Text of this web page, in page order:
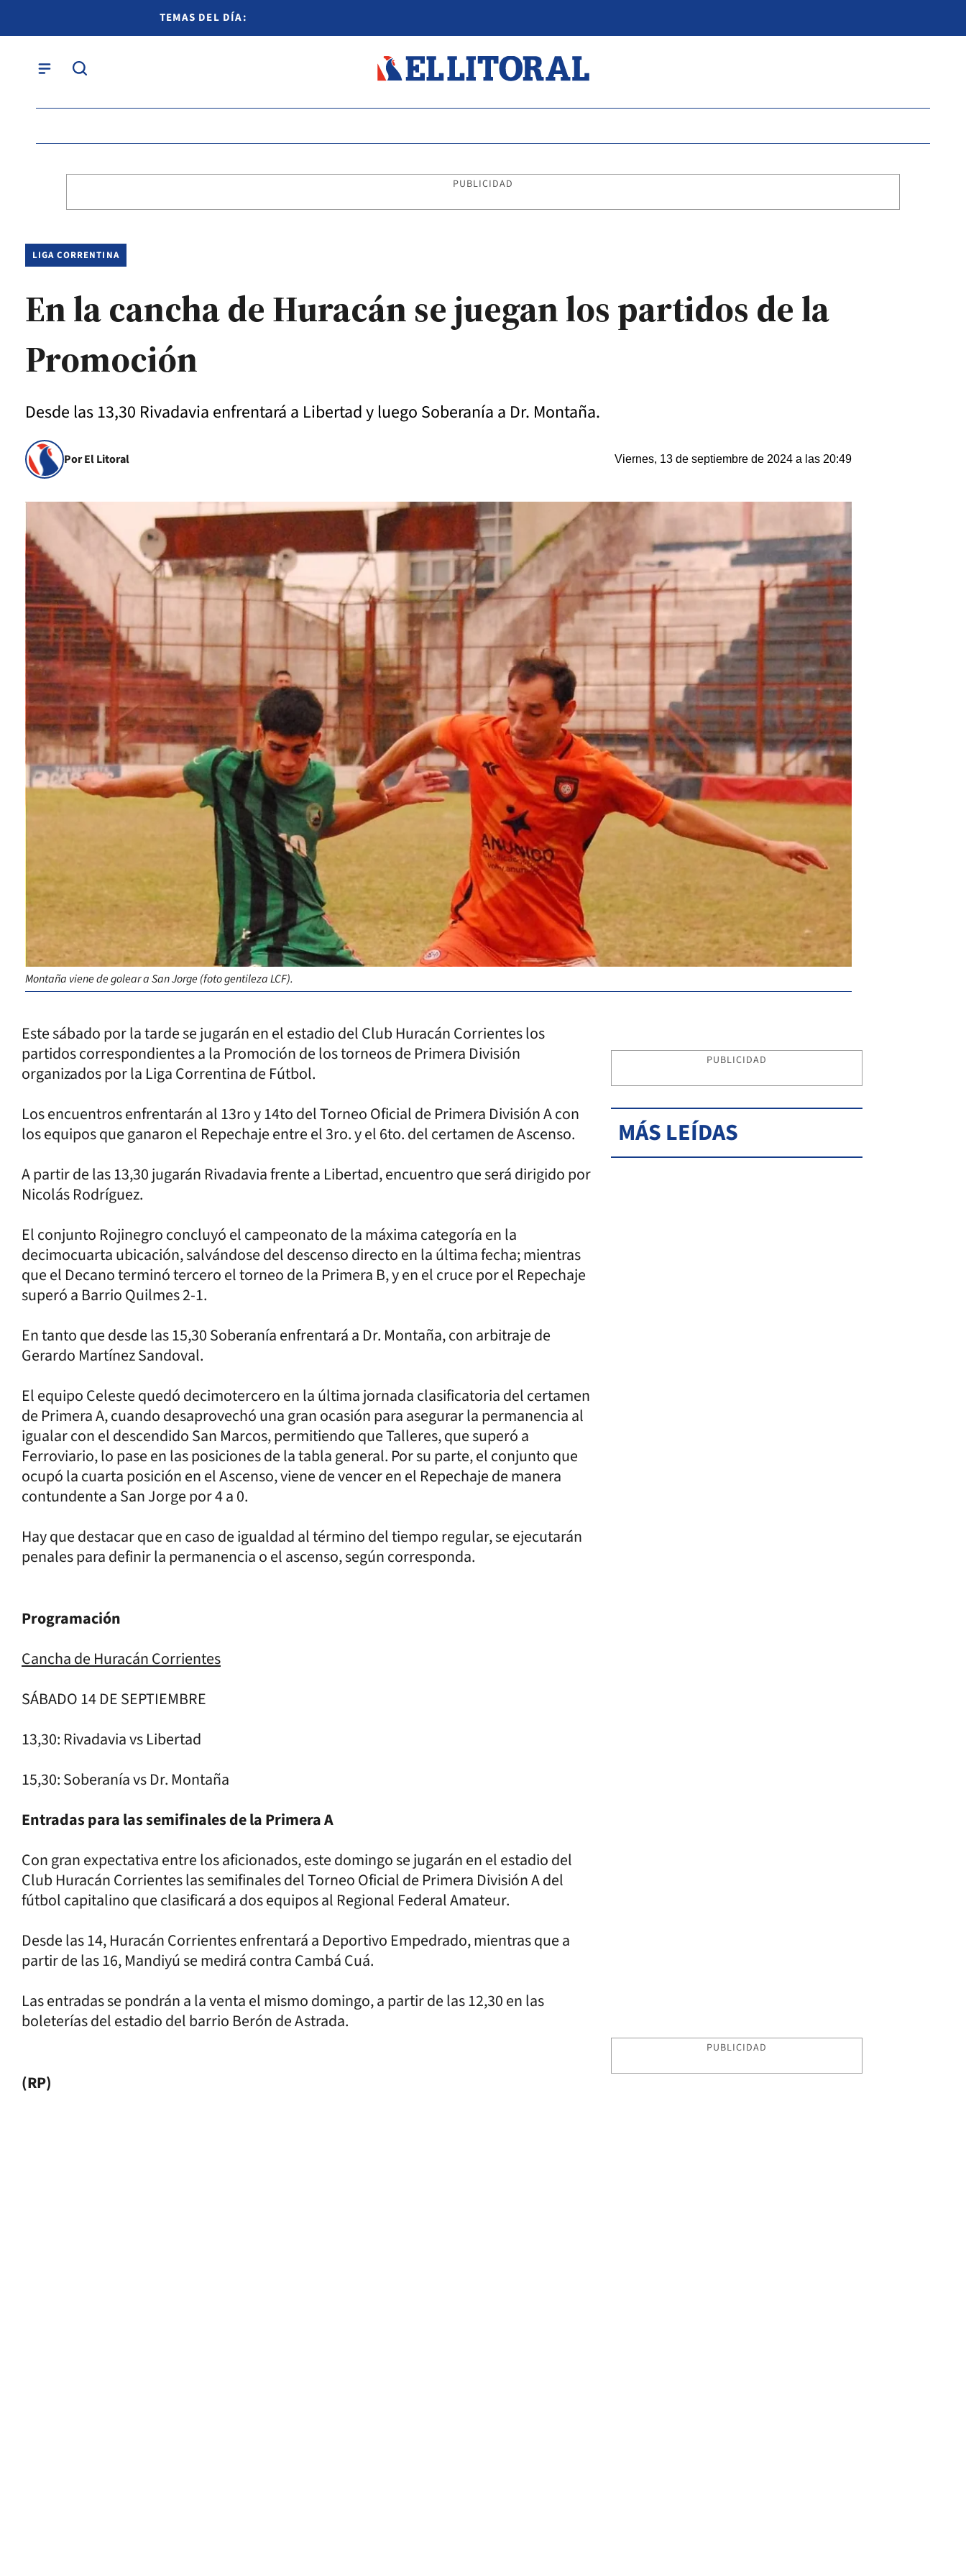
TEMAS DEL DÍA:
PUBLICIDAD
LIGA CORRENTINA
En la cancha de Huracán se juegan los partidos de la
Promoción
Desde las 13,30 Rivadavia enfrentará a Libertad y luego Soberanía a Dr. Montaña.
Por El Litoral Viernes, 13 de septiembre de 2024 a las 20:49
Montaña viene de golear a San Jorge (foto gentileza LCF).
Este sábado por la tarde se jugarán en el estadio del Club Huracán Corrientes los
partidos correspondientes a la Promoción de los torneos de Primera División
organizados por la Liga Correntina de Fútbol.
Los encuentros enfrentarán al 13ro y 14to del Torneo Oficial de Primera División A con
los equipos que ganaron el Repechaje entre el 3ro. y el 6to. del certamen de Ascenso.
A partir de las 13,30 jugarán Rivadavia frente a Libertad, encuentro que será dirigido por
Nicolás Rodríguez.
El conjunto Rojinegro concluyó el campeonato de la máxima categoría en la
decimocuarta ubicación, salvándose del descenso directo en la última fecha; mientras
que el Decano terminó tercero el torneo de la Primera B, y en el cruce por el Repechaje
superó a Barrio Quilmes 2-1.
En tanto que desde las 15,30 Soberanía enfrentará a Dr. Montaña, con arbitraje de
Gerardo Martínez Sandoval.
El equipo Celeste quedó decimotercero en la última jornada clasificatoria del certamen
de Primera A, cuando desaprovechó una gran ocasión para asegurar la permanencia al
igualar con el descendido San Marcos, permitiendo que Talleres, que superó a
Ferroviario, lo pase en las posiciones de la tabla general. Por su parte, el conjunto que
ocupó la cuarta posición en el Ascenso, viene de vencer en el Repechaje de manera
contundente a San Jorge por 4 a 0.
Hay que destacar que en caso de igualdad al término del tiempo regular, se ejecutarán
penales para definir la permanencia o el ascenso, según corresponda.
Programación
Cancha de Huracán Corrientes
SÁBADO 14 DE SEPTIEMBRE
13,30: Rivadavia vs Libertad
15,30: Soberanía vs Dr. Montaña
Entradas para las semifinales de la Primera A
Con gran expectativa entre los aficionados, este domingo se jugarán en el estadio del
Club Huracán Corrientes las semifinales del Torneo Oficial de Primera División A del
fútbol capitalino que clasificará a dos equipos al Regional Federal Amateur.
Desde las 14, Huracán Corrientes enfrentará a Deportivo Empedrado, mientras que a
partir de las 16, Mandiyú se medirá contra Cambá Cuá.
Las entradas se pondrán a la venta el mismo domingo, a partir de las 12,30 en las
boleterías del estadio del barrio Berón de Astrada.
(RP)
PUBLICIDAD
MÁS LEÍDAS
PUBLICIDAD